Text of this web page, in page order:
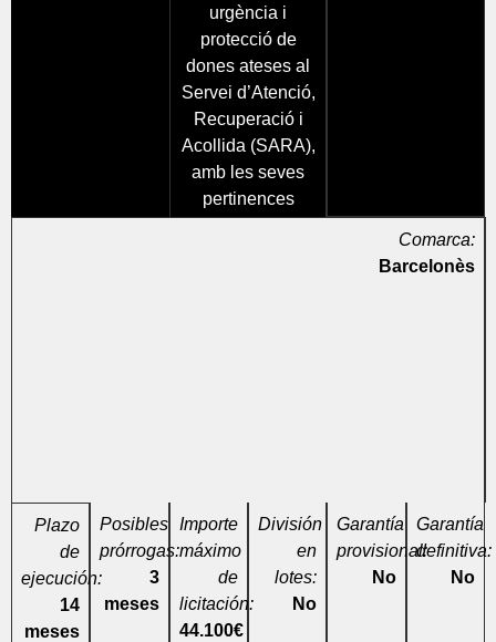
urgència i
protecció de
dones ateses al
Servei d’Atenció,
Recuperació i
Acollida (SARA),
amb les seves
pertinences
Comarca:
Barcelonès
Plazo
de
ejecución:
14
meses
Posibles
prórrogas:
3
meses
Importe
máximo
de
licitación:
44.100€
División
en
lotes:
No
Garantía
provisional:
No
Garantía
definitiva:
No